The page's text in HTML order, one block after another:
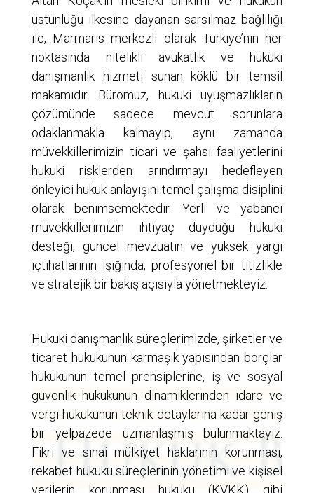
üstünlüğü ilkesine dayanan sarsılmaz bağlılığı
ile, Marmaris merkezli olarak Türkiye’nin her
noktasında nitelikli avukatlık ve hukuki
danışmanlık hizmeti sunan köklü bir temsil
makamıdır. Büromuz, hukuki uyuşmazlıkların
çözümünde sadece mevcut sorunlara
odaklanmakla kalmayıp, aynı zamanda
müvekkillerimizin ticari ve şahsi faaliyetlerini
hukuki risklerden arındırmayı hedefleyen
önleyici hukuk anlayışını temel çalışma disiplini
olarak benimsemektedir. Yerli ve yabancı
müvekkillerimizin ihtiyaç duyduğu hukuki
desteği, güncel mevzuatın ve yüksek yargı
içtihatlarının ışığında, profesyonel bir titizlikle
ve stratejik bir bakış açısıyla yönetmekteyiz.
Hukuki danışmanlık süreçlerimizde, şirketler ve
ticaret hukukunun karmaşık yapısından borçlar
hukukunun temel prensiplerine, iş ve sosyal
güvenlik hukukunun dinamiklerinden idare ve
vergi hukukunun teknik detaylarına kadar geniş
bir yelpazede uzmanlaşmış bulunmaktayız.
Fikri ve sınai mülkiyet haklarının korunması,
rekabet hukuku süreçlerinin yönetimi ve kişisel
verilerin korunması hukuku (KVKK) gibi